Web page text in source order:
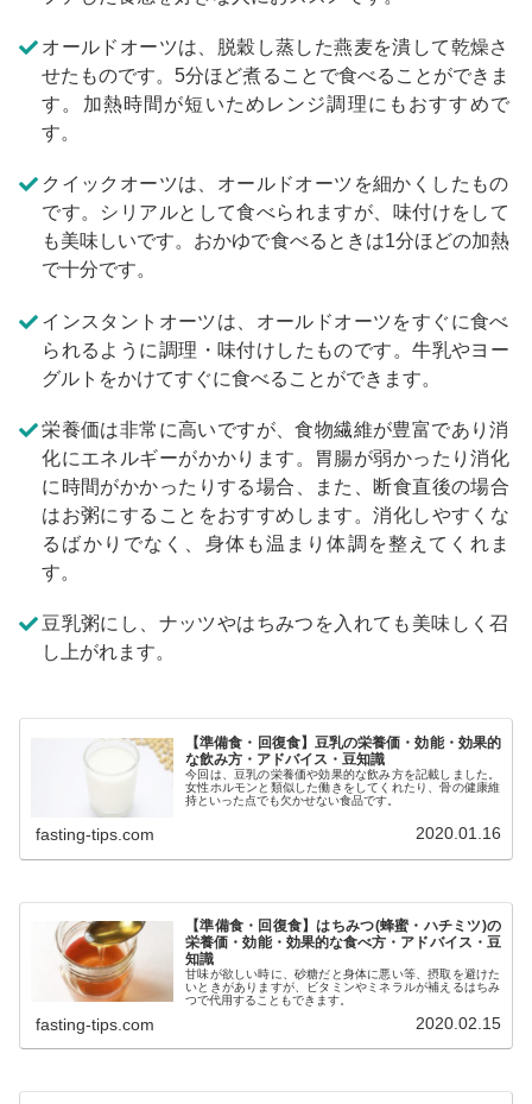
オールドオーツは、脱穀し蒸した燕麦を潰して乾燥さ
せたものです。5分ほど煮ることで食べることができま
す。加熱時間が短いためレンジ調理にもおすすめで
す。
クイックオーツは、オールドオーツを細かくしたもの
です。シリアルとして食べられますが、味付けをして
も美味しいです。おかゆで食べるときは1分ほどの加熱
で十分です。
インスタントオーツは、オールドオーツをすぐに食べ
られるように調理・味付けしたものです。牛乳やヨー
グルトをかけてすぐに食べることができます。
栄養価は非常に高いですが、食物繊維が豊富であり消
化にエネルギーがかかります。胃腸が弱かったり消化
に時間がかかったりする場合、また、断食直後の場合
はお粥にすることをおすすめします。消化しやすくな
るばかりでなく、身体も温まり体調を整えてくれま
す。
豆乳粥にし、ナッツやはちみつを入れても美味しく召
し上がれます。
【準備食・回復食】豆乳の栄養価・効能・効果的
な飲み方・アドバイス・豆知識
今回は、豆乳の栄養価や効果的な飲み方を記載しました。
女性ホルモンと類似した働きをしてくれたり、骨の健康維
持といった点でも欠かせない食品です。
fasting-tips.com 2020.01.16
【準備食・回復食】はちみつ(蜂蜜・ハチミツ)の
栄養価・効能・効果的な食べ方・アドバイス・豆
知識
甘味が欲しい時に、砂糖だと身体に悪い等、摂取を避けた
いときがありますが、ビタミンやミネラルが補えるはちみ
つで代用することもできます。
fasting-tips.com 2020.02.15